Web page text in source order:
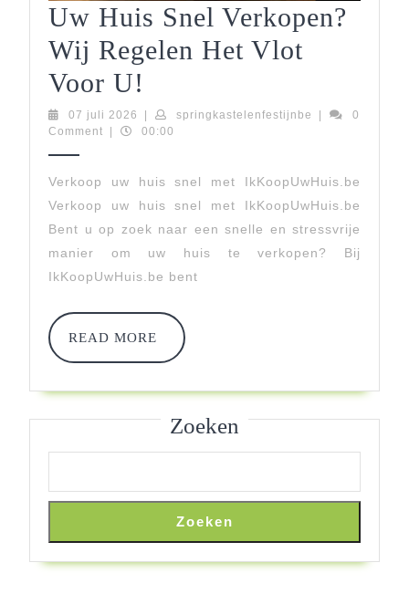
Uw Huis Snel Verkopen?
Wij Regelen Het Vlot
Voor U!
Huis
Verkopen?
Wij
Regelen
Het
Vlot
Voor
07 juli 2026 07
juli
| springkastelenfestijnbe |
0
Comment
| 00:00
Verkoop uw huis snel met IkKoopUwHuis.be
Verkoop uw huis snel met IkKoopUwHuis.be
Bent u op zoek naar een snelle en stressvrije
manier om uw huis te verkopen? Bij
IkKoopUwHuis.be bent
READ MORE
READ
MORE
Zoeken
Zoeken